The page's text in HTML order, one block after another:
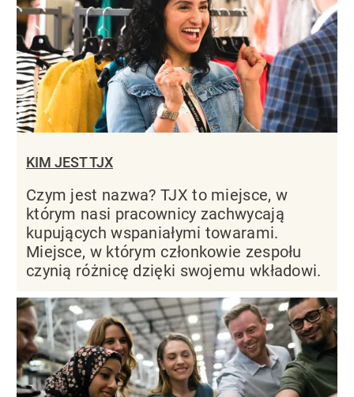
KIM JEST TJX
Czym jest nazwa? TJX to miejsce, w
którym nasi pracownicy zachwycają
kupujących wspaniałymi towarami.
Miejsce, w którym członkowie zespołu
czynią różnicę dzięki swojemu wkładowi.